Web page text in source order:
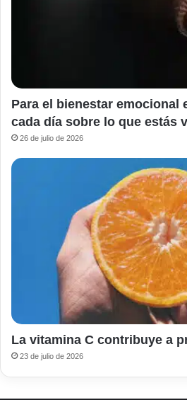
Para el bienestar emocional
cada día sobre lo que estás
26 de julio de 2026
La vitamina C contribuye a
23 de julio de 2026